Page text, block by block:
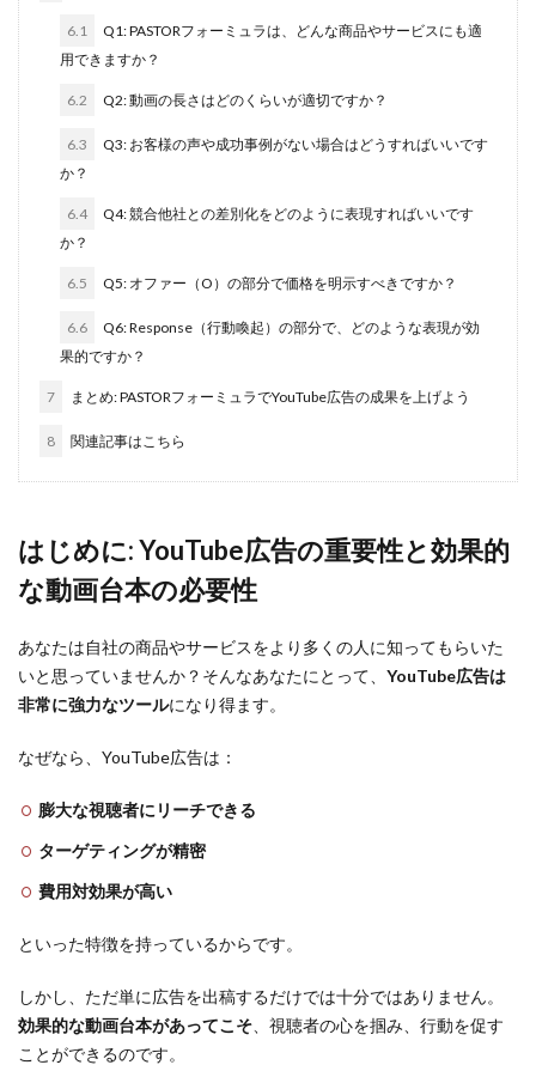
6.1
Q1: PASTORフォーミュラは、どんな商品やサービスにも適
用できますか？
6.2 Q2: 動画の長さはどのくらいが適切ですか？
6.3
Q3: お客様の声や成功事例がない場合はどうすればいいです
か？
6.4
Q4: 競合他社との差別化をどのように表現すればいいです
か？
6.5 Q5: オファー（O）の部分で価格を明示すべきですか？
6.6
Q6: Response（行動喚起）の部分で、どのような表現が効
果的ですか？
7 まとめ: PASTORフォーミュラでYouTube広告の成果を上げよう
8 関連記事はこちら
はじめに: YouTube広告の重要性と効果的
な動画台本の必要性
あなたは自社の商品やサービスをより多くの人に知ってもらいた
いと思っていませんか？そんなあなたにとって、 YouTube広告は
非常に強力なツールになり得ます。
なぜなら、YouTube広告は：
膨大な視聴者にリーチできる
ターゲティングが精密
費用対効果が高い
といった特徴を持っているからです。
しかし、ただ単に広告を出稿するだけでは十分ではありません。
効果的な動画台本があってこそ 、視聴者の心を掴み、行動を促す
ことができるのです。